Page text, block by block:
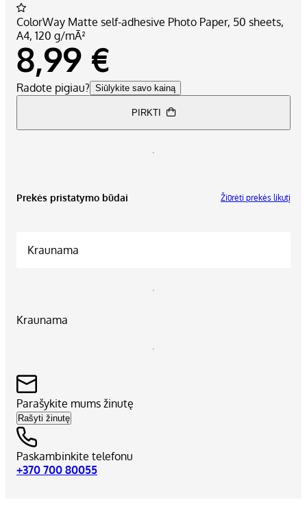
ColorWay Matte self-adhesive Photo Paper, 50 sheets,
A4, 120 g/mĀ²
8,99 €
Radote pigiau? Siūlykite savo kainą
PIRKTI
Prekės pristatymo būdai Žiūrėti prekės likutį
Kraunama
Kraunama
Parašykite mums žinutę
Rašyti žinutę
Paskambinkite telefonu
+370 700 80055